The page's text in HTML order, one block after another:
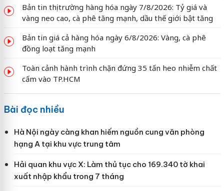
Bản tin thị trường hàng hóa ngày 7/8/2026: Tỷ giá và
vàng neo cao, cà phê tăng mạnh, dầu thế giới bật tăng
Bản tin giá cả hàng hóa ngày 6/8/2026: Vàng, cà phê
đồng loạt tăng mạnh
Toàn cảnh hành trình chặn đứng 35 tấn heo nhiễm chất
cấm vào TP.HCM
Bài đọc nhiều
Hà Nội ngày càng khan hiếm nguồn cung văn phòng
hạng A tại khu vực trung tâm
Hải quan khu vực X: Làm thủ tục cho 169.340 tờ khai
xuất nhập khẩu trong 7 tháng